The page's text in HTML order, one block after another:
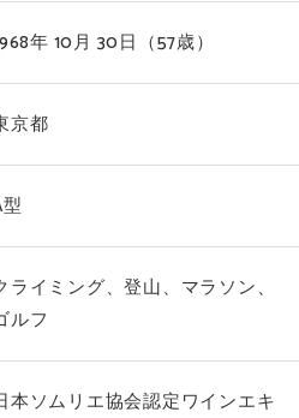
年 10月 30日 （57歳）
京都
ライミング、登山、マラソン、
ルフ
本ソムリエ協会認定ワインエキ